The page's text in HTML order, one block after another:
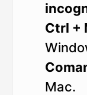
Ctrl +
Mac.